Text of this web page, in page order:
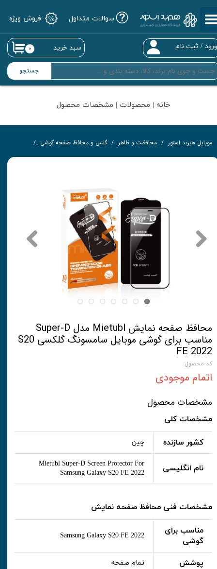
جستجو
/ ثبت نام
حساب کاربری من
تغییر گذر واژه
سفارشات
خروج از حساب کاربری
۰ سبد خرید
سوالات متداول فروش ویژه
خانه | محصولات | مشخصات محصول
موبایل هیربد استور محافظت و ظاهر گلس و محافظ صفحه گوشی
محافظ صفحه نمایش Mietubl مدل Super-D
مناسب برای گوشی موبایل سامسونگ گلکسی S20
FE 2022
کد محصول:
اتمام موجودی
مشخصات محصول
مشخصات کلی
کشور سازنده چین
نام انگلیسی
Mietubl Super-D Screen Protector For
Samsung Galaxy S20 FE 2022
مشخصات فنی محافظ صفحه نمایش
مناسب برای
گوشی
Samsung Galaxy S20 FE 2022
پوشش تمام صفحه